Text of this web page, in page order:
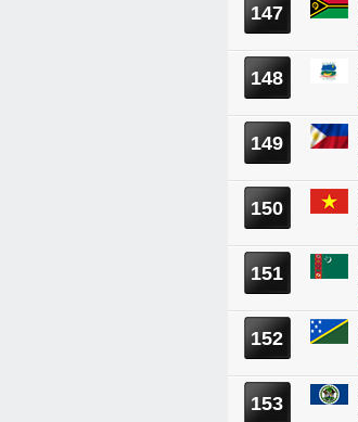
147
148
149
150
151
152
153